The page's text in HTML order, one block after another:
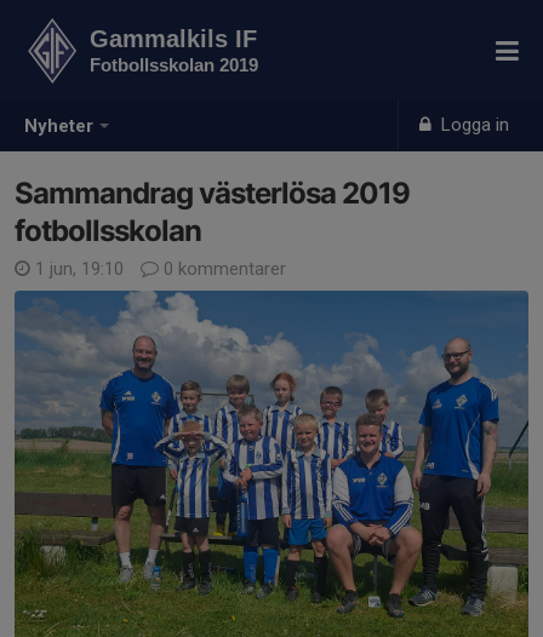
Nyheter Logga in
Gammalkils IF
Fotbollsskolan 2019
Sammandrag västerlösa 2019
fotbollsskolan
1 jun, 19:10 0 kommentarer